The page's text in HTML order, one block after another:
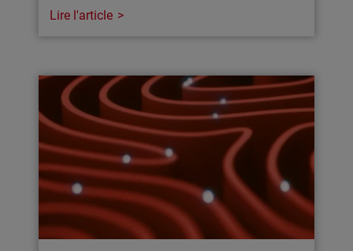
Lire l'article